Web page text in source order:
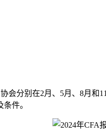
会分别在2月、5月、8月和
件。